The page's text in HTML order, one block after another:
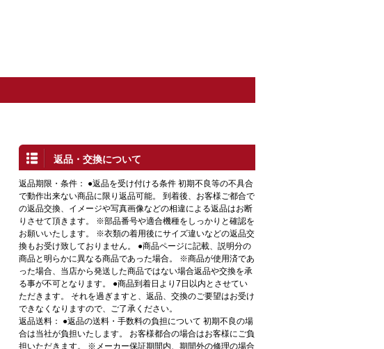
返品・交換について
返品期限・条件： ●返品を受け付ける条件 初期不良等の不具合
で動作出来ない商品に限り返品可能。 到着後、お客様ご都合で
の返品交換、イメージや写真画像などの相違による返品はお断
りさせて頂きます。 ※部品番号や適合機種をしっかりと確認を
お願いいたします。 ※衣類の着用後にサイズ違いなどの返品交
換もお受け致しておりません。 ●商品ページに記載、説明分の
商品と明らかに異なる商品であった場合。 ※商品が使用済であ
った場合、当店から発送した商品ではない場合返品や交換を承
る事が不可となります。 ●商品到着日より7日以内とさせてい
ただきます。 それを過ぎますと、返品、交換のご要望はお受け
できなくなりますので、ご了承ください。
返品送料： ●返品の送料・手数料の負担について 初期不良の場
合は当社が負担いたします。 お客様都合の場合はお客様にご負
担いただきます。 ※メーカー保証期間内、期間外の修理の場合